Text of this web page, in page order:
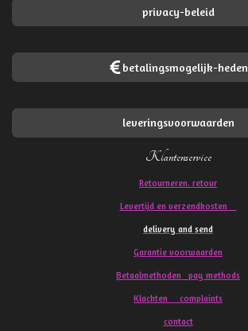
privacy-beleid
betalingsmogelijk-heden
leveringsvoorwaarden
Klantenservice
Retourneren. retour
Levertijd en verzendkosten
delivery and send
Garantie voorwaarden
Betaalmethoden pay methods
Klachten complaints
contact